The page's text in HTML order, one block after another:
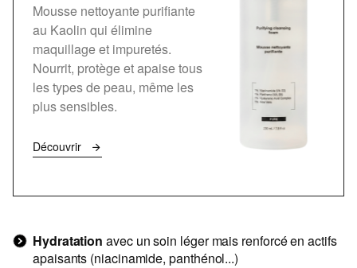
Mousse nettoyante purifiante
au Kaolin qui élimine
maquillage et impuretés.
Nourrit, protège et apaise tous
les types de peau, même les
plus sensibles.
Découvrir
Hydratation avec un soin léger mais renforcé en actifs
apaisants (niacinamide, panthénol...)